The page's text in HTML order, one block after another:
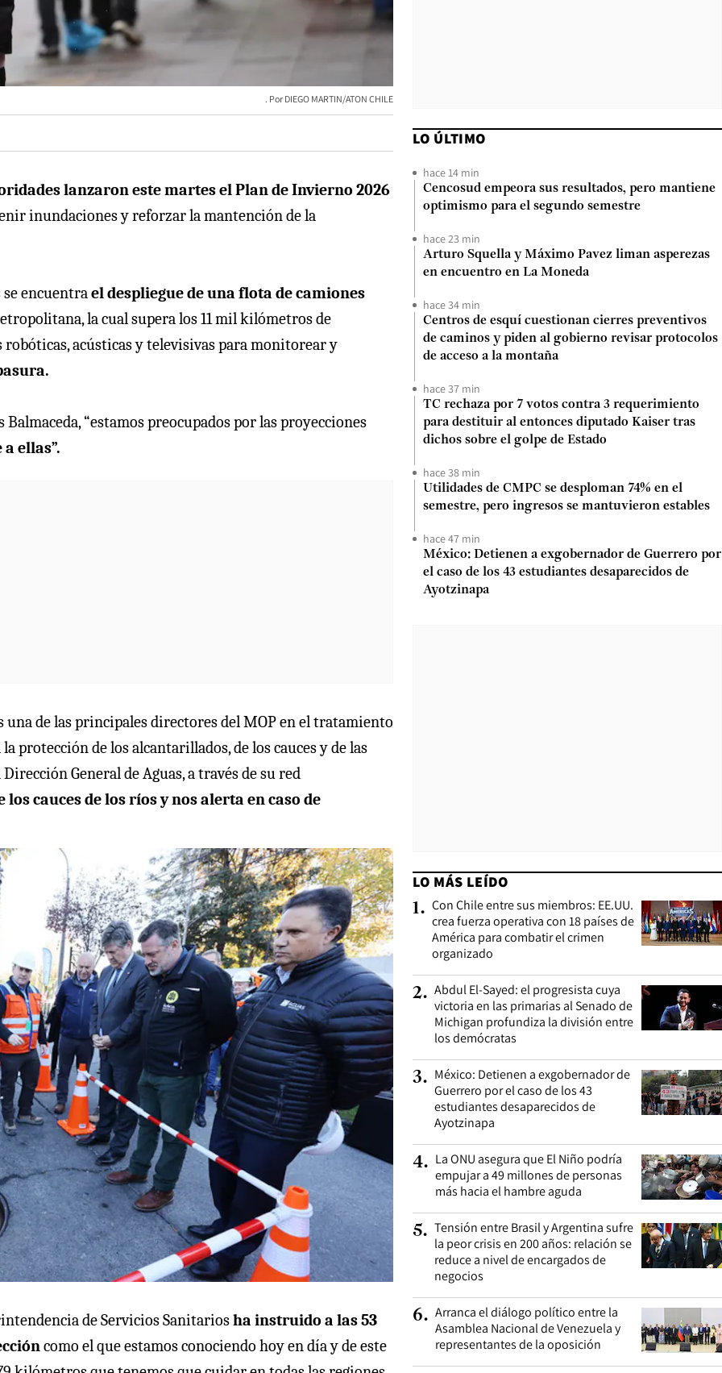
DIEGO MARTIN/ATON CHILE
lanzaron este martes el Plan de Invierno 2026
inundaciones y reforzar la mantención de la
se encuentrael despliegue de una flota de camiones
la cual supera los 11 mil kilómetros de
acústicas y televisivas para monitorear y
“estamos preocupados por las proyecciones
ellas”.
una de las principales directores del MOP en el tratamiento
protección de los alcantarillados, de los cauces y de las
General de Aguas, a través de su red
cauces de los ríos y nos alerta en caso de
de Servicios Sanitariosha instruido a las 53
como el que estamos conociendo hoy en día y de este
LO ÚLTIMO
hace 14 min
Cencosud empeora sus resultados, pero mantiene
optimismo para el segundo semestre
hace 23 min
Arturo Squella y Máximo Pavez liman asperezas
en encuentro en La Moneda
hace 34 min
Centros de esquí cuestionan cierres preventivos
de caminos y piden al gobierno revisar protocolos
de acceso a la montaña
hace 37 min
TC rechaza por 7 votos contra 3 requerimiento
para destituir al entonces diputado Kaiser tras
dichos sobre el golpe de Estado
hace 38 min
Utilidades de CMPC se desploman 74% en el
semestre, pero ingresos se mantuvieron estables
hace 47 min
México: Detienen a exgobernador de Guerrero por
el caso de los 43 estudiantes desaparecidos de
Ayotzinapa
LO MÁS LEÍDO
1. Con Chile entre sus miembros: EE.UU.
crea fuerza operativa con 18 países de
América para combatir el crimen
organizado
2. Abdul El-Sayed: el progresista cuya
victoria en las primarias al Senado de
Michigan profundiza la división entre
los demócratas
3. México: Detienen a exgobernador de
Guerrero por el caso de los 43
estudiantes desaparecidos de
Ayotzinapa
4. La ONU asegura que El Niño podría
empujar a 49 millones de personas
más hacia el hambre aguda
5. Tensión entre Brasil y Argentina sufre
la peor crisis en 200 años: relación se
reduce a nivel de encargados de
negocios
6. Arranca el diálogo político entre la
Asamblea Nacional de Venezuela y
representantes de la oposición